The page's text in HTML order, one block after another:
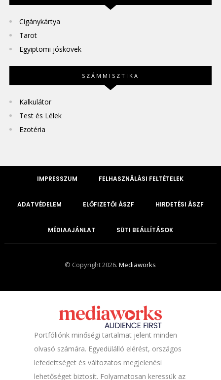
Cigánykártya
Tarot
Egyiptomi jóskövek
SZÁMMISZTIKA
Kalkulátor
Test és Lélek
Ezotéria
IMPRESSZUM FELHASZNÁLÁSI FELTÉTELEK
ADATVÉDELEM ELŐFIZETŐI ÁSZF HIRDETÉSI ÁSZF
MÉDIAAJÁNLAT SÜTI BEÁLLÍTÁSOK
© Copyright 2026.Mediaworks
Portfóliónk minőségi tartalmat jelent minden
olvasó számára. Egyedülálló elérést, országos
lefedettséget és változatos megjelenési
lehetőséget biztosít. Folyamatosan keressük az